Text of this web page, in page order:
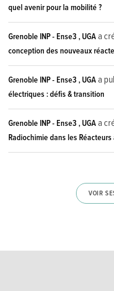
quel avenir pour la mobilité ?
Grenoble INP - Ense3 , UGAa
conception des nouveaux
Grenoble INP - Ense3 , UGAa
électriques : défis & transition
Grenoble INP - Ense3 , UGAa
Radiochimie dans les Réacteurs
VOIR